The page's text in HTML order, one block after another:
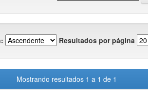
Resultados por página
Mostrando resultados 1 a 1 de 1